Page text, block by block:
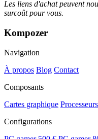
Les liens d'achat peuvent
surcoût pour vous.
Kompozer
Navigation
À propos Blog Contact
Composants
Cartes graphique Processeurs
Configurations